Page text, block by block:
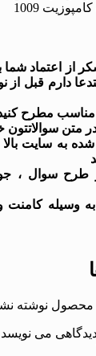
1009
از اعتماد شما
دارم قبل
شده به سایت
طرح سوال ،
به وسیله کامنت
محصول نوشته